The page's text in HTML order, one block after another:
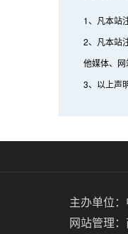
1、凡本站
2、凡本站
他媒体、
3、以上声
主办单位：
网站管理：